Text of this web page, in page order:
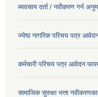
ब्यवसाय दर्ता / नवीकरण गर्न
ज्येष्ठ नागरिक परिचय पत्र
कर्मचारी परिचय पत्र आवेदन
सामाजिक सुरुक्षा भत्ता